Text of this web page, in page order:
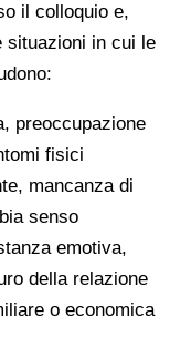
il colloquio e,
situazioni in cui le
preoccupazione
fisici
mancanza di
senso
emotiva,
della relazione
o economica